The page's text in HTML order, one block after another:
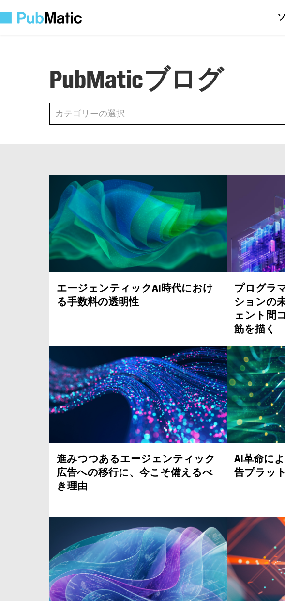
PubMaticブログ
カテゴリーの選択
カテゴリーの選択
All
エージェンティックAI時代におけ
る手数料の透明性
プログラ
ションの
ェント間
筋を描く
進みつつあるエージェンティック
広告への移行に、今こそ備えるべ
き理由
AI革命に
告プラッ